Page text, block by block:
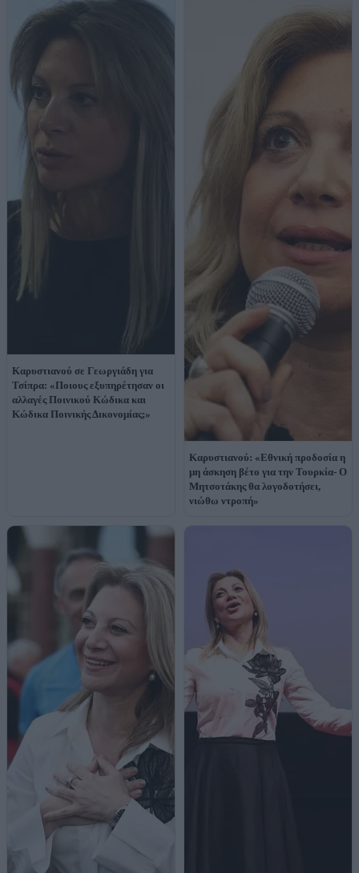
Καρυστιανού σε Γεωργιάδη για
Τσίπρα: «Ποιους εξυπηρέτησαν οι
αλλαγές Ποινικού Κώδικα και
Κώδικα Ποινικής Δικονομίας;»
Καρυστιανού: «Εθνική προδοσία η
μη άσκηση βέτο για την Τουρκία- Ο
Μητσοτάκης θα λογοδοτήσει,
νιώθω ντροπή»